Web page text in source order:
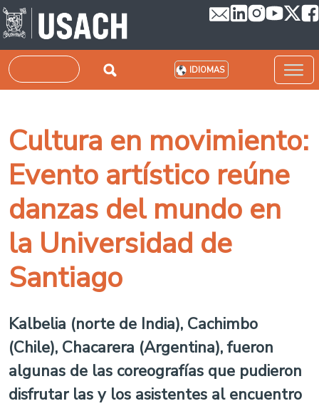
Pasar al contenido principal
Buscar IDIOMAS
Cultura en movimiento:
Evento artístico reúne
danzas del mundo en
la Universidad de
Santiago
Kalbelia (norte de India), Cachimbo
(Chile), Chacarera (Argentina), fueron
algunas de las coreografías que pudieron
disfrutar las y los asistentes al encuentro